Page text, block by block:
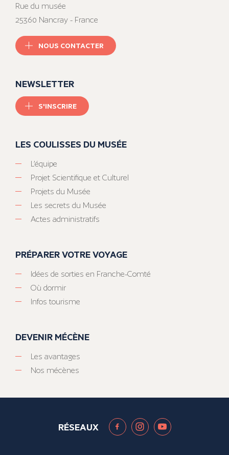
Rue du musée
25360 Nancray - France
NOUS CONTACTER
NEWSLETTER
S'INSCRIRE
LES COULISSES DU MUSÉE
L’équipe
Projet Scientifique et Culturel
Projets du Musée
Les secrets du Musée
Actes administratifs
PRÉPARER VOTRE VOYAGE
Idées de sorties en Franche-Comté
Où dormir
Infos tourisme
DEVENIR MÉCÈNE
Les avantages
Nos mécènes
RÉSEAUX